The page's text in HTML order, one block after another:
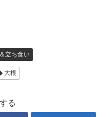
立ち食い
大根
る